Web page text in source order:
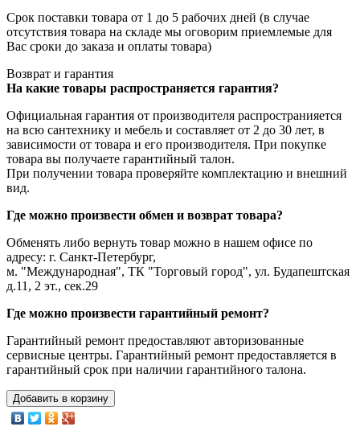
Срок поставки товара от 1 до 5 рабочих дней (в случае
отсутствия товара на складе мы оговорим приемлемые для
Вас сроки до заказа и оплаты товара)
Возврат и гарантия
На какие товары распространяется гарантия?
Официальная гарантия от производителя распространияется
на всю сантехнику и мебель и составляет от 2 до 30 лет, в
зависимости от товара и его производителя. При покупке
товара вы получаете гарантийный талон.
При получении товара проверяйте комплектацию и внешний
вид.
Где можно произвести обмен и возврат товара?
Обменять либо вернуть товар можно в нашем офисе по
адресу: г. Санкт-Петербург,
м. "Международная", ТК "Торговый город", ул. Будапештская
д.11, 2 эт., сек.29
Где можно произвести гарантийный ремонт?
Гарантийный ремонт предоставляют авторизованные
сервисные центры. Гарантийный ремонт предоставляется в
гарантийный срок при наличии гарантийного талона.
Добавить в корзину